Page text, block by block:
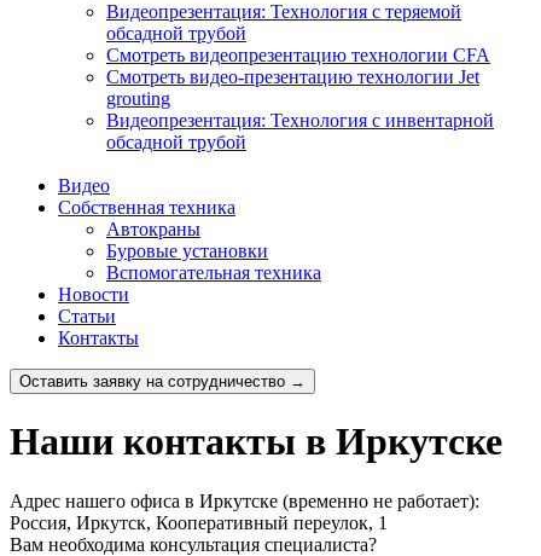
Видеопрезентация: Технология с теряемой
обсадной трубой
Смотреть видеопрезентацию технологии CFA
Смотреть видео-презентацию технологии Jet
grouting
Видеопрезентация: Технология с инвентарной
обсадной трубой
Видео
Собственная техника
Автокраны
Буровые установки
Вспомогательная техника
Новости
Статьи
Контакты
Оставить заявку на сотрудничество →
Наши контакты в Иркутске
Адрес нашего офиса в Иркутске (временно не работает):
Россия, Иркутск, Кооперативный переулок, 1
Вам необходима консультация специалиста?